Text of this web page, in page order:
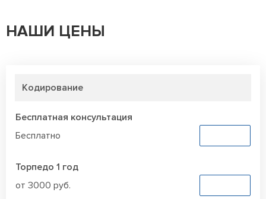
НАШИ ЦЕНЫ
Кодирование
Бесплатная консультация
Бесплатно
Торпедо 1 год
от 3000 руб.